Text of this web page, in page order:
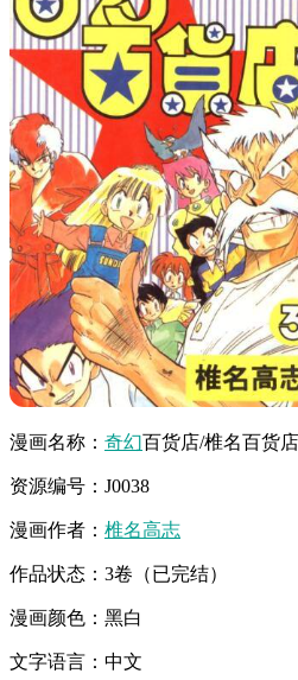
漫画名称： 奇幻百货店/椎名百货店
资源编号：J0038
漫画作者： 椎名高志
作品状态：3卷（已完结）
漫画颜色：黑白
文字语言：中文